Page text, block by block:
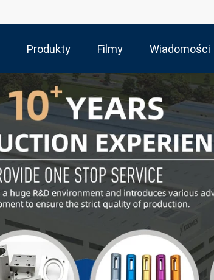
Produkty Filmy Wiadomości